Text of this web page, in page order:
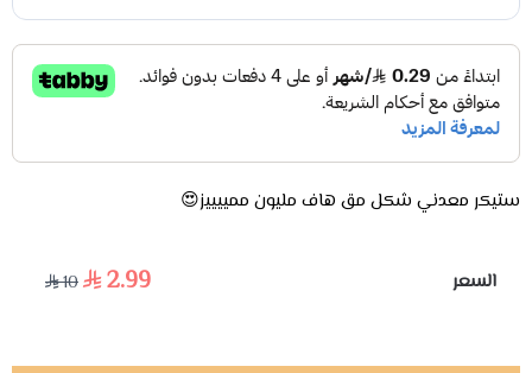
ستيكر معدني شكل مق هاف مليون ممييييز😍
السعر 2.99
10